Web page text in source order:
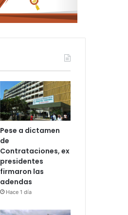
Pese a dictamen
de
Contrataciones, ex
presidentes
firmaron las
adendas
Hace 1 día